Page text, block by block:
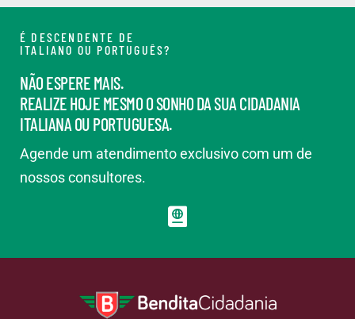
É DESCENDENTE DE
ITALIANO OU PORTUGUÊS?
NÃO ESPERE MAIS.
REALIZE HOJE MESMO O SONHO DA SUA CIDADANIA
ITALIANA OU PORTUGUESA.
Agende um atendimento exclusivo com um de
nossos consultores.